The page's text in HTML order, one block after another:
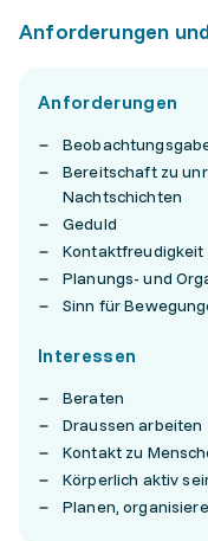
Anforderungen
Anforderungen
Bereitschaft zu
Nachtschichten
Geduld
Kontaktfreudigkeit
Planungs- und
Sinn für
Interessen
Beraten
Draussen arbeiten
Kontakt zu
Körperlich aktiv
Planen,